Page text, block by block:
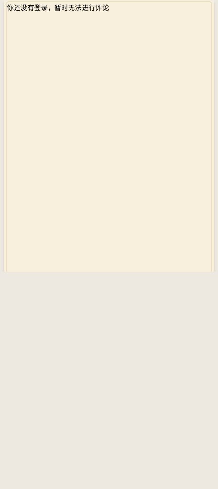
你还没有登录，暂时无法进行评论